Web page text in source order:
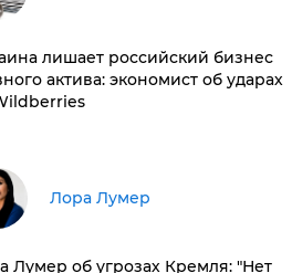
лишает российский бизнес
актива: экономист об ударах
​Лора Лумер
Лумер об угрозах Кремля: "Нет